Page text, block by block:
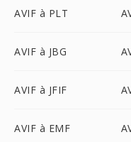
AVIF à PLT
AVIF à JBG
AVIF à JFIF
AVIF à EMF